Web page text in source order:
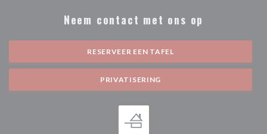
Neem contact met ons op
RESERVEER EEN TAFEL
PRIVATISERING